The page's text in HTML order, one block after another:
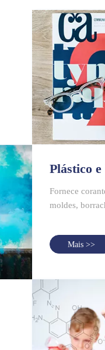
Plástico
Fornece
moldes,
Mais >>